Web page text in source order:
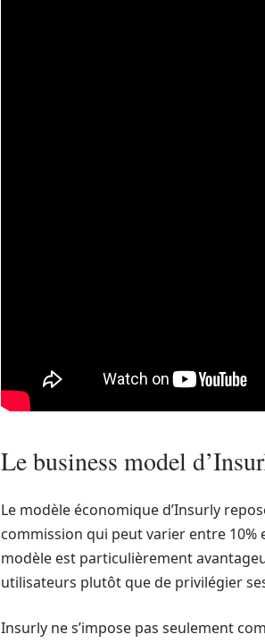
Le business model
Le modèle économique d’Insurly
commission qui peut varier entre 10%
modèle est particulièrement
utilisateurs plutôt que de privilégier
Insurly ne s’impose pas seulement